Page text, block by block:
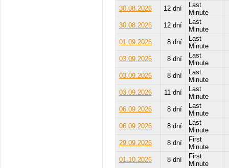
30.08.2026
12 dní
Last
Minute
30.08.2026
12 dní
Last
Minute
01.09.2026
8 dní
Last
Minute
03.09.2026
8 dní
Last
Minute
03.09.2026
8 dní
Last
Minute
03.09.2026
11 dní
Last
Minute
06.09.2026
8 dní
Last
Minute
06.09.2026
8 dní
Last
Minute
29.09.2026
8 dní
First
Minute
01.10.2026
8 dní
First
Minute